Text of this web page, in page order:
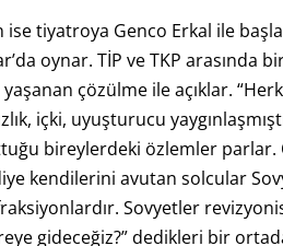
ise tiyatroya Genco Erkal ile
oynar. TİP ve TKP arasında
çözülme ile açıklar.
içki, uyuşturucu
bireylerdeki özlemler
kendilerini avutan solcular
Sovyetler
gideceğiz?” dedikleri bir